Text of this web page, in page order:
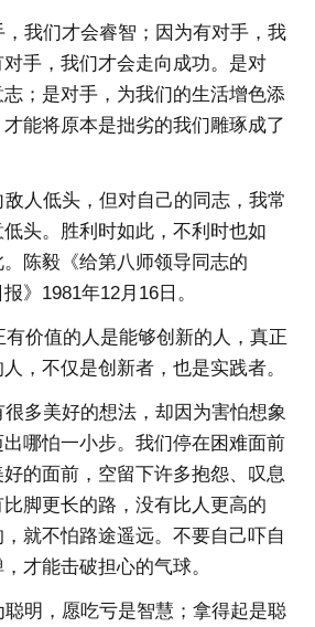
，我们才会睿智；因为有对手，我
手，我们才会走向成功。是对
；是对手，为我们的生活增色添
能将原本是拙劣的我们雕琢成了
人低头，但对自己的同志，我常
头。胜利时如此，不利时也如
陈毅《给第八师领导同志的
》1981年12月16日。
有价值的人是能够创新的人，真正
，不仅是创新者，也是实践者。
多美好的想法，却因为害怕想象
哪怕一小步。我们停在困难面前
的面前，空留下许多抱怨、叹息
脚更长的路，没有比人更高的
就不怕路途遥远。不要自己吓自
才能击破担心的气球。
聪明，愿吃亏是智慧；拿得起是聪